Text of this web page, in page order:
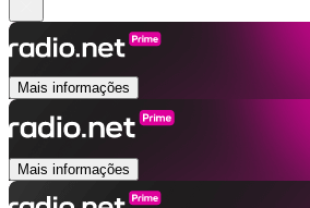
Mais informações
Mais informações